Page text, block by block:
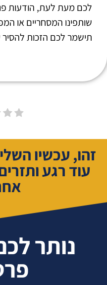
לכם מעת לעת, הודעות
שותפינו המסחריים או
תישמר לכם הזכות
זהו, עכשיו
עוד רגע
נותר